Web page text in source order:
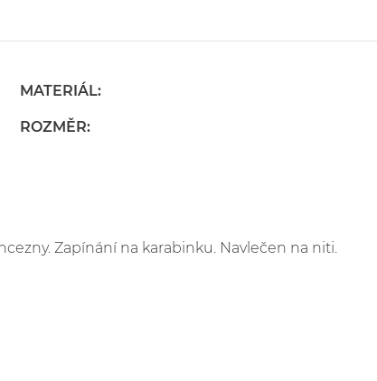
MATERIÁL:
ROZMĚR:
Zapínání na karabinku. Navlečen na niti.